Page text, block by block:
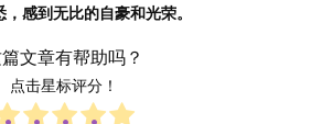
感到无比的自豪和光荣。
文章有帮助吗？
点击星标评分！